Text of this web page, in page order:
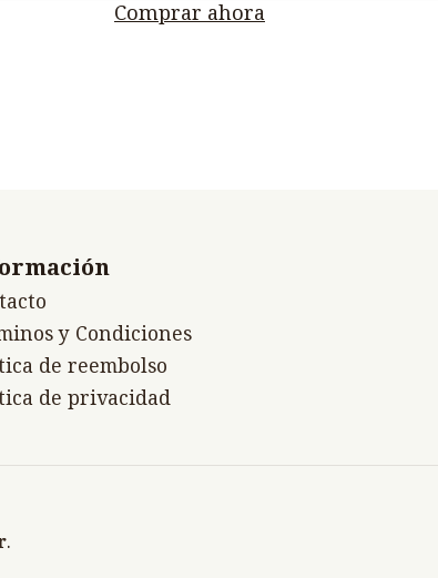
Comprar ahora
y Condiciones
de reembolso
de privacidad
.